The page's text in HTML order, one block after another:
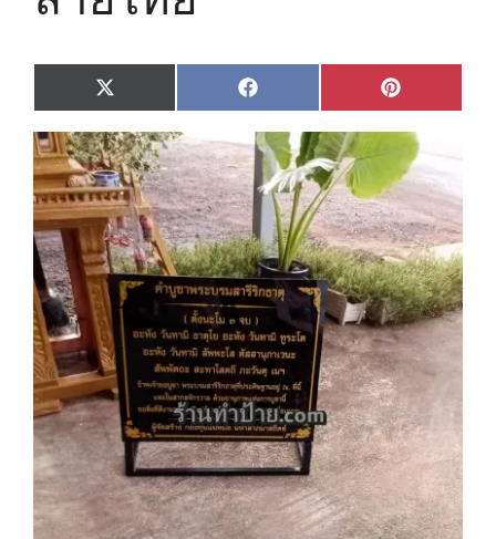
Share
on
X
(
T
w
i
t
t
e
r
)
Share
on
F
a
c
e
b
o
o
k
Share
on
P
i
n
e
e
s
t